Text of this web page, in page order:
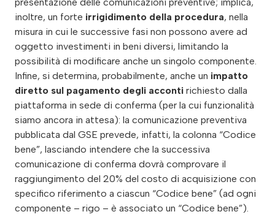
inoltre, un forte irrigidimento della procedura, nella
misura in cui le successive fasi non possono avere ad
oggetto investimenti in beni diversi, limitando la
possibilità di modificare anche un singolo componente.
Infine, si determina, probabilmente, anche un impatto
diretto sul pagamento degli acconti richiesto dalla
piattaforma in sede di conferma (per la cui funzionalità
siamo ancora in attesa): la comunicazione preventiva
pubblicata dal GSE prevede, infatti, la colonna “Codice
bene”, lasciando intendere che la successiva
comunicazione di conferma dovrà comprovare il
raggiungimento del 20% del costo di acquisizione con
specifico riferimento a ciascun “Codice bene” (ad ogni
componente – rigo – è associato un “Codice bene”).